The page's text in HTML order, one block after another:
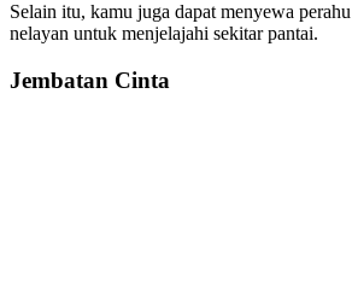
Selain itu, kamu juga dapat menyewa perahu
nelayan untuk menjelajahi sekitar pantai.
Jembatan Cinta